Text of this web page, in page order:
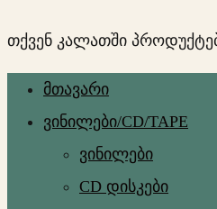
თქვენ კალათში
მთავარი
ვინილები/CD/TAPE
ვინილები
CD დისკები